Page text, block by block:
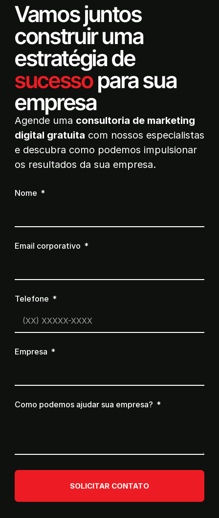
Vamos juntos
construir uma
estratégia de
sucessopara sua
empresa
Agende uma consultoria de marketing
digital gratuita com nossos especialistas
e descubra como podemos impulsionar
os resultados da sua empresa.
Nome
Email corporativo
Telefone
Empresa
Como podemos ajudar sua empresa?
SOLICITAR CONTATO